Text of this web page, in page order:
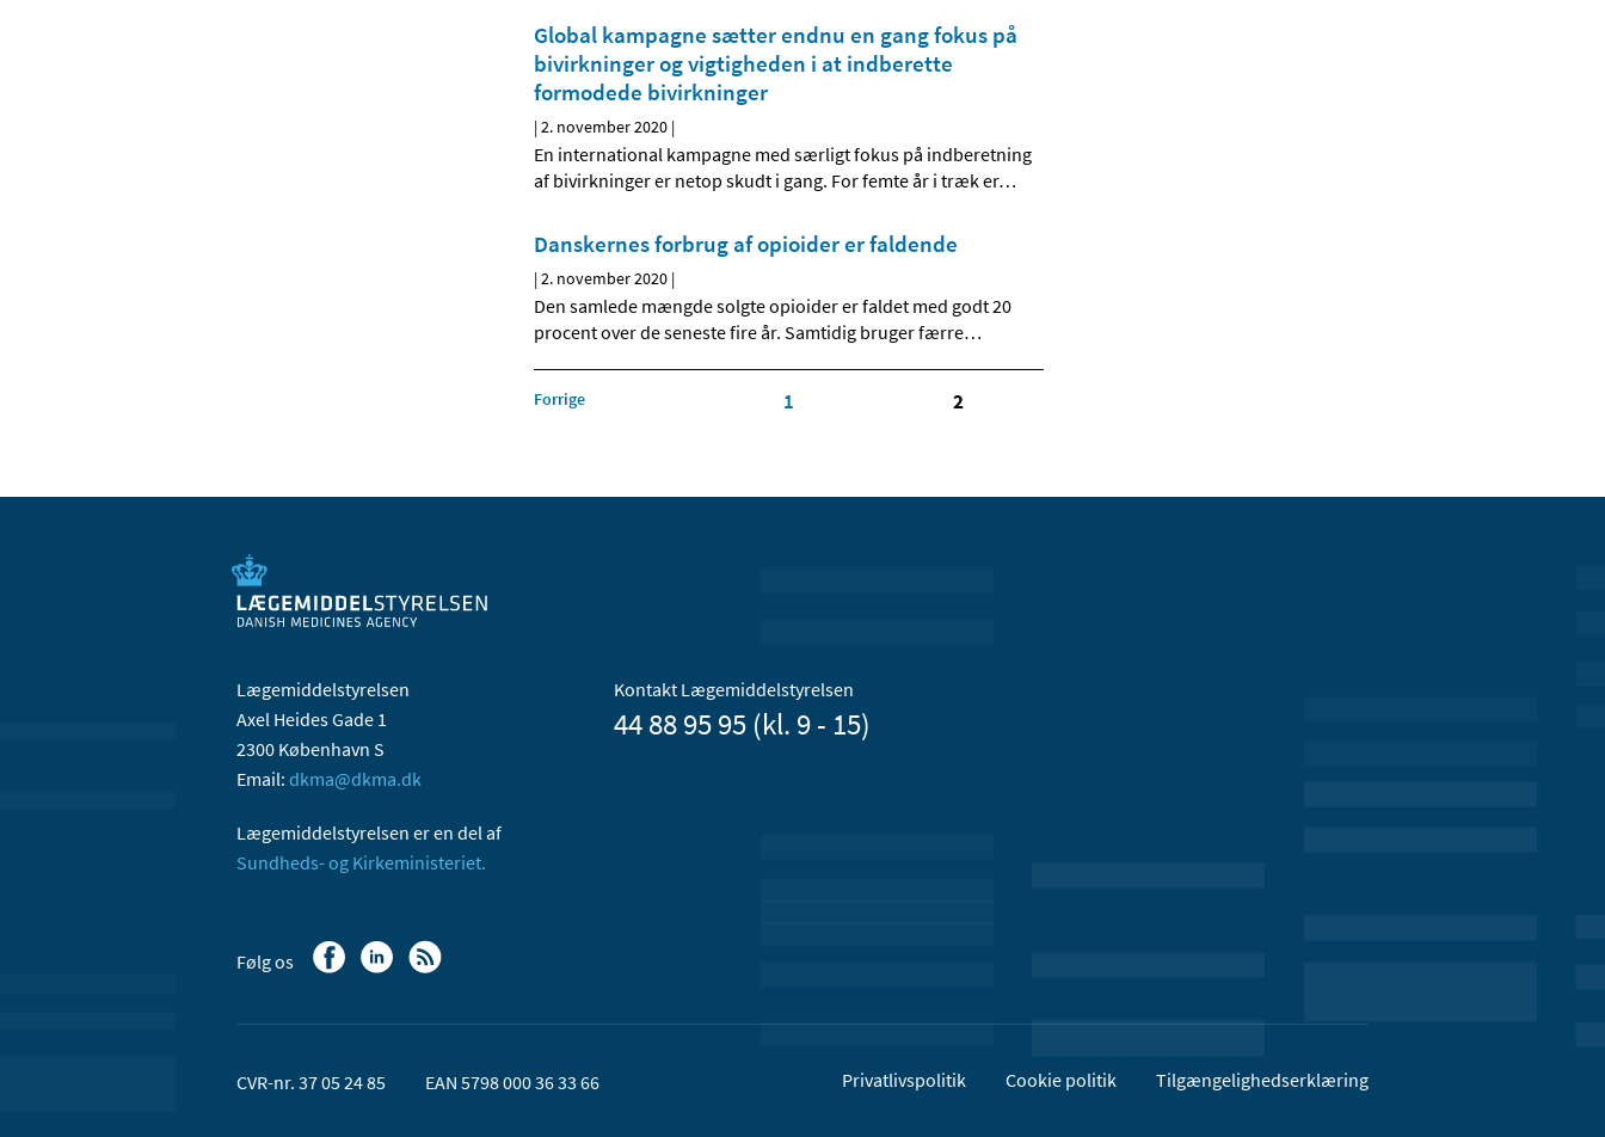
Global kampagne sætter endnu en gang fokus på
bivirkninger og vigtigheden i at indberette
formodede bivirkninger
|2. november 2020 |
En international kampagne med særligt fokus på indberetning
af bivirkninger er netop skudt i gang. For femte år i træk er…
Danskernes forbrug af opioider er faldende
|2. november 2020 |
Den samlede mængde solgte opioider er faldet med godt 20
procent over de seneste fire år. Samtidig bruger færre…
Forrige 1 2
Lægemiddelstyrelsen
Axel Heides Gade 1
2300 København S
Email: dkma@dkma.dk
Lægemiddelstyrelsen er en del af
Sundheds- og Kirkeministeriet.
Kontakt Lægemiddelstyrelsen
44 88 95 95 (kl. 9 - 15)
Følg os
CVR-nr. 37 05 24 85 EAN 5798 000 36 33 66 Privatlivspolitik Cookie politik Tilgængelighedserklæring